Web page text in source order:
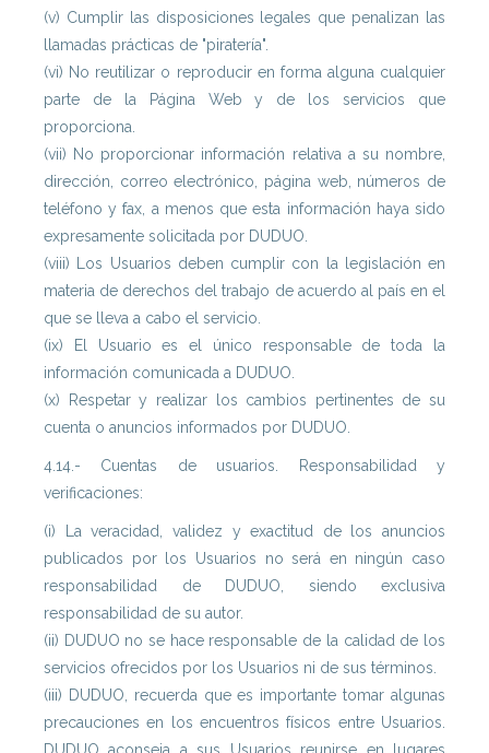
(v) Cumplir las disposiciones legales que penalizan las
llamadas prácticas de "piratería".
(vi) No reutilizar o reproducir en forma alguna cualquier
parte de la Página Web y de los servicios que
proporciona.
(vii) No proporcionar información relativa a su nombre,
dirección, correo electrónico, página web, números de
teléfono y fax, a menos que esta información haya sido
expresamente solicitada por DUDUO.
(viii) Los Usuarios deben cumplir con la legislación en
materia de derechos del trabajo de acuerdo al país en el
que se lleva a cabo el servicio.
(ix) El Usuario es el único responsable de toda la
información comunicada a DUDUO.
(x) Respetar y realizar los cambios pertinentes de su
cuenta o anuncios informados por DUDUO.
4.14.- Cuentas de usuarios. Responsabilidad y
verificaciones:
(i) La veracidad, validez y exactitud de los anuncios
publicados por los Usuarios no será en ningún caso
responsabilidad de DUDUO, siendo exclusiva
responsabilidad de su autor.
(ii) DUDUO no se hace responsable de la calidad de los
servicios ofrecidos por los Usuarios ni de sus términos.
(iii) DUDUO, recuerda que es importante tomar algunas
precauciones en los encuentros físicos entre Usuarios.